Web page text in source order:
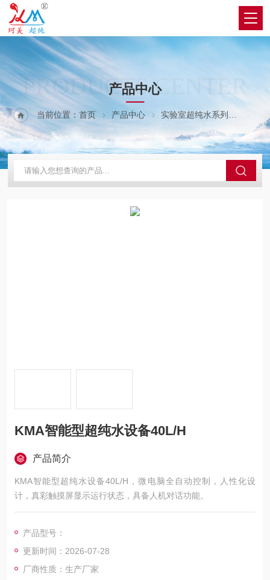
PRODUCTS CENTER
产品中心
当前位置：首页 产品中心 实验室超纯水系列
KMA智能型超纯水设备40L/H
产品简介
KMA智能型超纯水设备40L/H，微电脑全自动控制，人性化设
计，真彩触摸屏显示运行状态，具备人机对话功能。
产品型号：
更新时间：2026-07-28
厂商性质：生产厂家